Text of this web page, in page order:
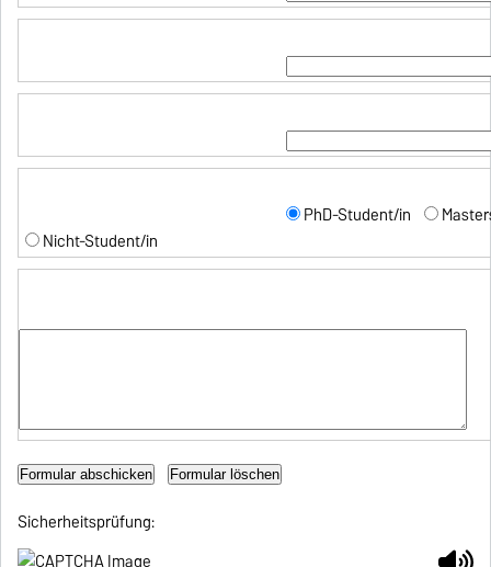
PhD-Student/in
Nicht-Student/in
Sicherheitsprüfung: